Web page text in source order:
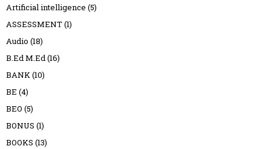
Artificial intelligence (5)
ASSESSMENT(1)
Audio (18)
B.Ed M.Ed(16)
BANK(10)
BE (4)
BEO (5)
BONUS (1)
BOOKS (13)